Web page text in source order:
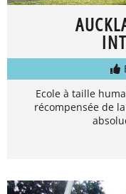
Ecole à taille
récompensée de